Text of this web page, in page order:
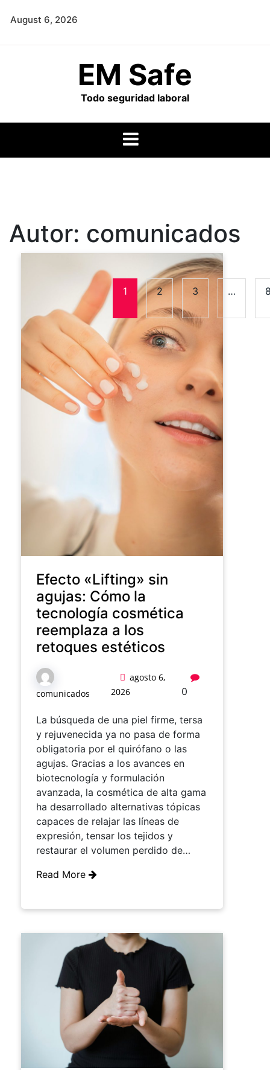
August 6, 2026
EM Safe
Todo seguridad laboral
Autor: comunicados
Efecto «Lifting» sin
agujas: Cómo la
tecnología cosmética
reemplaza a los
retoques estéticos
comunicados
agosto 6,
2026
0
La búsqueda de una piel firme, tersa
y rejuvenecida ya no pasa de forma
obligatoria por el quirófano o las
agujas. Gracias a los avances en
biotecnología y formulación
avanzada, la cosmética de alta gama
ha desarrollado alternativas tópicas
capaces de relajar las líneas de
expresión, tensar los tejidos y
restaurar el volumen perdido de…
Read More
1 2 3 …